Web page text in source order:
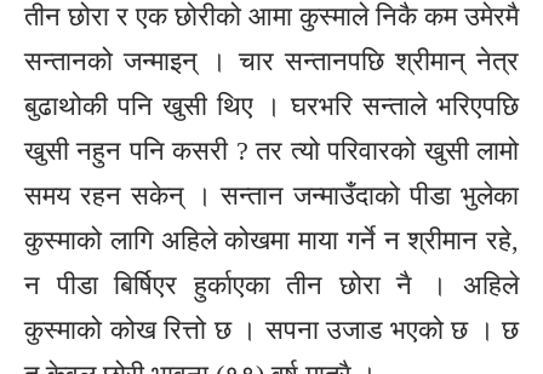
तीन छोरा र एक छोरीको आमा कुस्माले निकै कम उमेरमै
सन्तानको जन्माइन् । चार सन्तानपछि श्रीमान् नेत्र
बुढाथोकी पनि खुसी थिए । घरभरि सन्ताले भरिएपछि
खुसी नहुन पनि कसरी ? तर त्यो परिवारको खुसी लामो
समय रहन सकेन् । सन्तान जन्माउँदाको पीडा भुलेका
कुस्माको लागि अहिले कोखमा माया गर्ने न श्रीमान रहे,
न पीडा बिर्षिएर हुर्काएका तीन छोरा नै । अहिले
कुस्माको कोख रित्तो छ । सपना उजाड भएको छ । छ